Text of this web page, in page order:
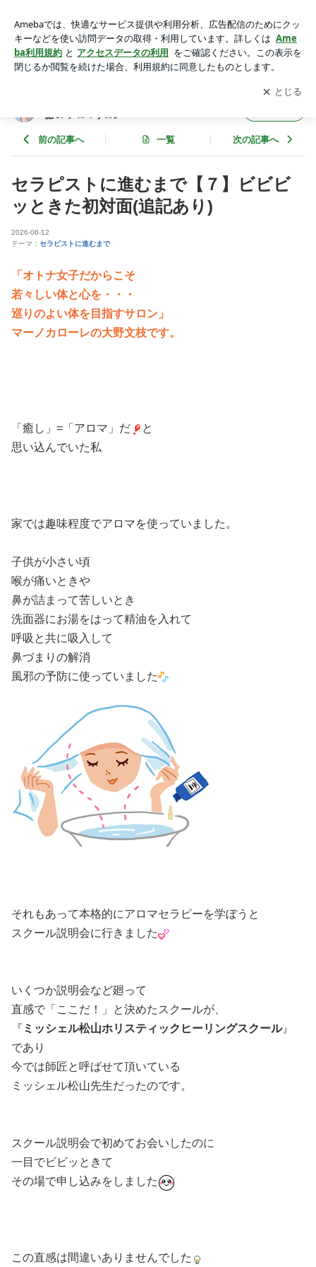
| 品川大井町✰冷え・むくみ・疲れを解消✰代謝UPアロマサロ
アプリをダウンロードして ブログの更新通知
を受け取りまし
ょう。
開く
謝UPアロマサロン
前の記事へ 一覧 次の記事へ
セラピストに進むまで【７】ビビビ
ッときた初対面(追記あり)
2026-06-12
テーマ： セラピストに進むまで
「オトナ女子だからこそ
若々しい体と心を・・・
巡りのよい体を目指すサロン」
マーノカローレの大野文枝です。
「癒し」=「アロマ」だ
と
思い込んでいた私
家では趣味程度でアロマを使っていました。
子供が小さい頃
喉が痛いときや
鼻が詰まって苦しいとき
洗面器にお湯をはって精油を入れて
呼吸と共に吸入して
鼻づまりの解消
風邪の予防に使っていました
それもあって本格的にアロマセラピーを学ぼうと
スクール説明会に行きました
いくつか説明会など廻って
直感で「ここだ！」と決めたスクールが、
『 ミッシェル松山ホリスティックヒーリングスクール』
であり
今では師匠と呼ばせて頂いている
ミッシェル松山先生だったのです。
スクール説明会で初めてお会いしたのに
一目でビビッときて
その場で申し込みをしました
この直感は間違いありませんでした